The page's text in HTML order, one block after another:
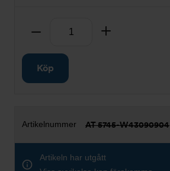
Ta bort
Köp
AT 5745-W43090904
Artikeln har utgått